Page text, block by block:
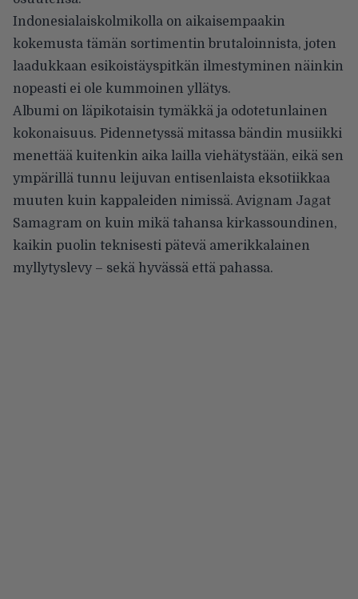
Indonesialaiskolmikolla on aikaisempaakin
kokemusta tämän sortimentin brutaloinnista, joten
laadukkaan esikoistäyspitkän ilmestyminen näinkin
nopeasti ei ole kummoinen yllätys.
Albumi on läpikotaisin tymäkkä ja odotetunlainen
kokonaisuus. Pidennetyssä mitassa bändin musiikki
menettää kuitenkin aika lailla viehätystään, eikä sen
ympärillä tunnu leijuvan entisenlaista eksotiikkaa
muuten kuin kappaleiden nimissä. Avignam Jagat
Samagram on kuin mikä tahansa kirkassoundinen,
kaikin puolin teknisesti pätevä amerikkalainen
myllytyslevy – sekä hyvässä että pahassa.